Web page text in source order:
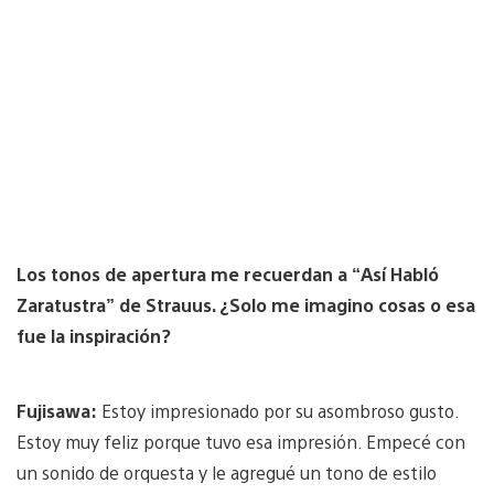
Los tonos de apertura me recuerdan a “Así Habló
Zaratustra” de Strauus. ¿Solo me imagino cosas o esa
fue la inspiración?
Fujisawa: Estoy impresionado por su asombroso gusto.
Estoy muy feliz porque tuvo esa impresión. Empecé con
un sonido de orquesta y le agregué un tono de estilo